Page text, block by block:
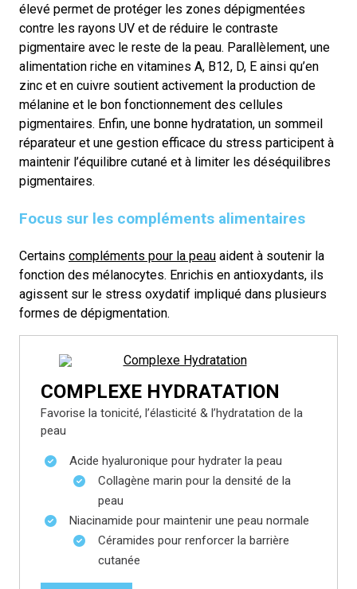
élevé permet de protéger les zones dépigmentées
contre les rayons UV et de réduire le contraste
pigmentaire avec le reste de la peau. Parallèlement, une
alimentation riche en vitamines A, B12, D, E ainsi qu’en
zinc et en cuivre soutient activement la production de
mélanine et le bon fonctionnement des cellules
pigmentaires. Enfin, une bonne hydratation, un sommeil
réparateur et une gestion efficace du stress participent à
maintenir l’équilibre cutané et à limiter les déséquilibres
pigmentaires.
Focus sur les compléments alimentaires
Certains compléments pour la peau aident à soutenir la
fonction des mélanocytes. Enrichis en antioxydants, ils
agissent sur le stress oxydatif impliqué dans plusieurs
formes de dépigmentation.
COMPLEXE HYDRATATION
Favorise la tonicité, l’élasticité & l’hydratation de la
peau
Acide hyaluronique pour hydrater la peau
Collagène marin pour la densité de la
peau
Niacinamide pour maintenir une peau normale
Céramides pour renforcer la barrière
cutanée